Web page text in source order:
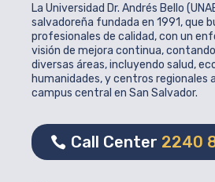
La Universidad Dr. Andrés Bello
salvadoreña fundada en 1991, que
profesionales de calidad, con un
visión de mejora continua,
diversas áreas, incluyendo salud,
humanidades, y centros regionales
campus central en San Salvador.
Call Center 2240